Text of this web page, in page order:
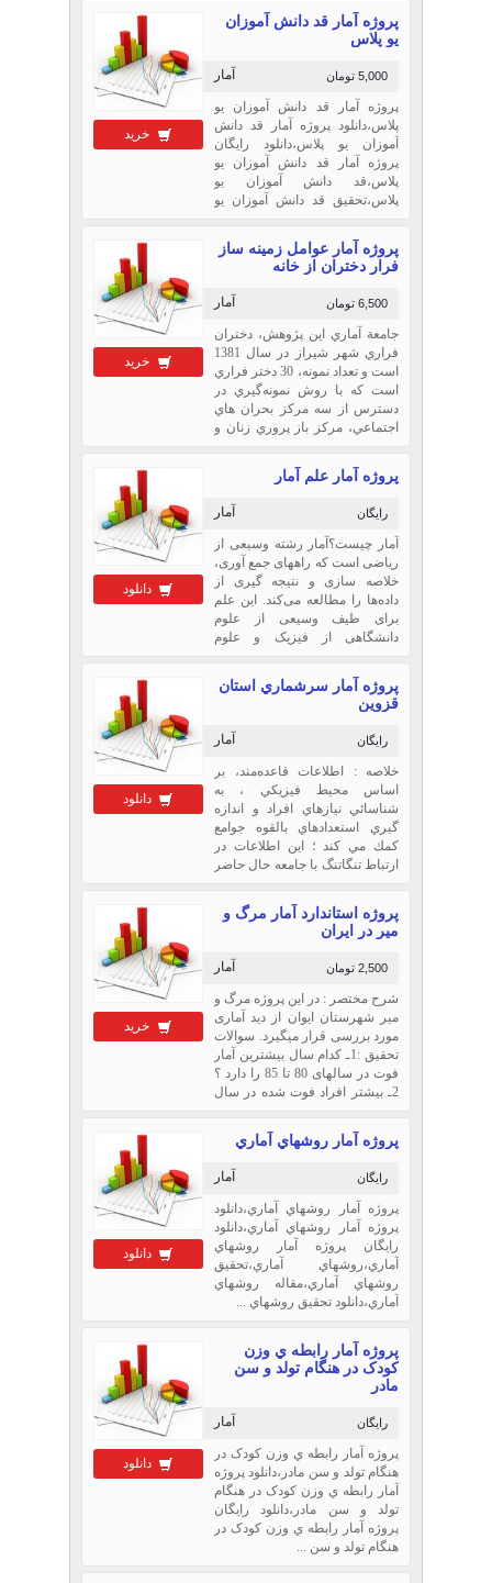
مدرسه غيرانتفاعي،
خرید
پروژه آمار قد دانش آموزان
يو پلاس
آمار 5,000 تومان
پروژه آمار قد دانش آموزان يو
پلاس،دانلود پروژه آمار قد دانش
آموزان يو پلاس،دانلود رایگان
پروژه آمار قد دانش آموزان يو
پلاس،قد دانش آموزان يو
پلاس،تحقیق قد دانش آموزان يو
پلاس،دانلود تحقیق قد دانش
آموزان يو پلاس،دانلود مقاله قد
دانش آموزان يو پلاس
خرید
پروژه آمار عوامل زمينه ساز
فرار دختران از خانه
آمار 6,500 تومان
جامعة آماري اين پژوهش، دختران
فراري شهر شيراز در سال 1381
است و تعداد نمونه، 30 دختر فراري
است كه با روش نمونه‌گيري در
دسترس از سه مركز بحران‌ هاي
اجتماعي،‌ مركز باز پروري زنان و
دانلود
پروژه آمار علم آمار
آمار رایگان
آمار چیست؟آمار رشته وسیعی از
ریاضی است که راههای جمع آوری،
خلاصه سازی و نتیجه گیری از
داده‌ها را مطالعه می‌کند. این علم
برای طیف وسیعی از علوم
دانشگاهی از فیزیک و علوم
همچنین تجارت، حکومت داری و
صنعت کاربرد دارد.آمار عل...
دانلود
پروژه آمار سرشماري استان
قزوين
آمار رایگان
خلاصه : اطلاعات قاعده‌مند، بر
اساس محيط فيزيكي ، به
شناسائي نيازهاي افراد و اندازه
گيري استعدادهاي بالقوه جوامع
كمك مي كند ؛ اين اطلاعات در
ارتباط تنگاتنگ با جامعه حال حاضر
تغييرات وسيعي در ساختار آن مي
باشيم .تمام كشورها و تم...
خرید
پروژه استاندارد آمار مرگ و
میر در ایران
آمار 2,500 تومان
شرح مختصر : در این پروژه مرگ و
میر شهرستان ایوان از دید آماری
مورد بررسی قرار میگیرد. سوالات
تحقیق :1ـ کدام سال بیشترین آمار
فوت در سالهای 80 تا 85 را دارد ؟
2ـ بیشتر افراد فوت شده در سال
دانلود
پروژه آمار روشهاي آماري
آمار رایگان
پروژه آمار روشهاي آماري،دانلود
پروژه آمار روشهاي آماري،دانلود
رایگان پروژه آمار روشهاي
آماري،روشهاي آماري،تحقیق
روشهاي آماري،مقاله روشهاي
آماري،دانلود تحقیق روشهاي ...
دانلود
پروژه آمار رابطه ي وزن
کودک در هنگام تولد و سن
مادر
آمار رایگان
پروژه آمار رابطه ي وزن کودک در
هنگام تولد و سن مادر،دانلود پروژه
آمار رابطه ي وزن کودک در هنگام
تولد و سن مادر،دانلود رایگان
پروژه آمار رابطه ي وزن کودک در
هنگام تولد و سن ...